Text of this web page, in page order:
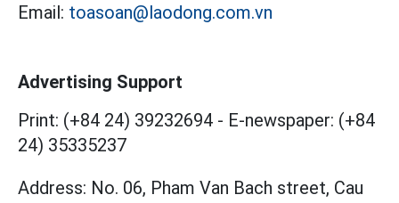
Email: toasoan@laodong.com.vn
Advertising Support
Print: (+84 24) 39232694 - E-newspaper: (+84
24) 35335237
Address: No. 06, Pham Van Bach street, Cau